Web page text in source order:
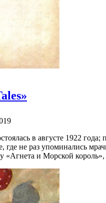
в августе 1922
не раз упоминались
и Морской